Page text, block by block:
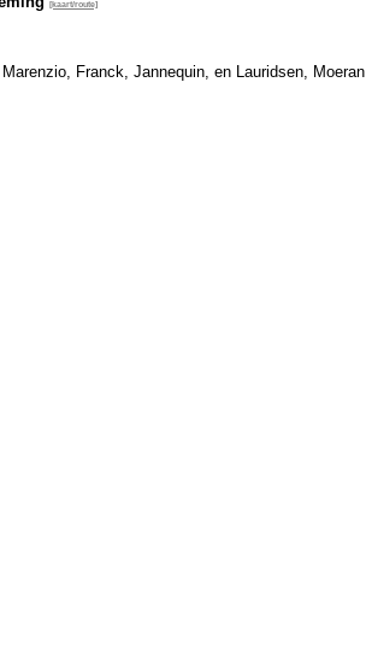
[kaart/route]
Franck, Jannequin, en Lauridsen, Moeran